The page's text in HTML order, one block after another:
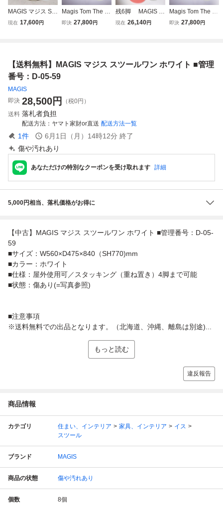
MAGIS マジス Se
quoia セコイア ス
リビング YH1829
0 中古オフィス家
現在 17,600円
Magis Tom The Wi
ld Bunch / イタリ
ア （関連:Vitra,MA
即決 27,800円
残6脚 MAGIS マ
ジス セコイア カ
イン 格安売り切り
現在 26,140円
Magis Tom The Wi
ld Bunch / イタリ
ア （関連:MAARK
即決 27,800円
【送料無料】MAGIS マジス スツールワン ホワイト ■管理
番号：D-05-59
MAGIS
即決 28,500円
（税0円）
送料 落札者負担
配送方法 ヤマト家財or直送 配送方法一覧
1件 6月1日（月）14時12分 終了
傷や汚れあり
あなただけの特別なクーポンを受け取れます 詳細
5,000円相当、落札価格がお得に
【中古】MAGIS マジス スツールワン ホワイト ■管理番号：D-05-
59
■サイズ：W560×D475×840（SH770)mm
■カラー：ホワイト
■仕様：屋外使用可／スタッキング（重ね置き）4脚まで可能
■状態：傷あり(=写真参照)
■注意事項
※送料無料での出品となります。（北海道、沖縄、離島は別途)...
もっと読む
違反報告
商品情報
カテゴリ 住まい、インテリア 家具、インテリア
イス
スツール
ブランド MAGIS
商品の状態 傷や汚れあり
個数 8個